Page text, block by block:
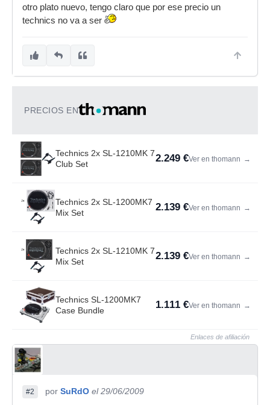
otro plato nuevo, tengo claro que por ese precio un
technics no va a ser
PRECIOS EN
Technics 2x SL-1210MK 7
Club Set
2.249 €Ver en thomann →
Technics 2x SL-1200MK7
Mix Set
2.139 €Ver en thomann →
Technics 2x SL-1210MK 7
Mix Set
2.139 €Ver en thomann →
Technics SL-1200MK7
Case Bundle
1.111 €Ver en thomann →
Enlaces de afiliación
#2 por SuRdO el 29/06/2009